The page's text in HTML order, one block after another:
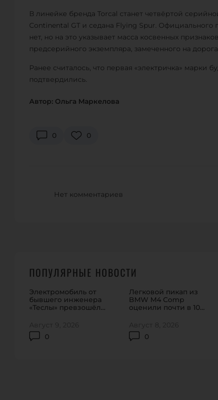
В линейке бренда Torcal станет четвёртой
Continental GT и седана Flying Spur. Официального
нет, но на это указывает масса косвенных
предсерийного экземпляра, замеченного на
Ранее считалось, что первая «электричка» марки
подтвердились.
Автор: Ольга Маркелова
0 0
Нет комментариев
ПОПУЛЯРНЫЕ НОВОСТИ
Электромобиль от
бывшего инженера
«Теслы» превзошёл
0
Август 9, 2026
Легковой пикап из
BMW M4 Comp
оценили почти в 100
0
Август 8, 2026